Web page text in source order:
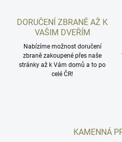
DORUČENÍ ZBRANĚ AŽ K
VAŠIM DVEŘÍM
Nabízíme možnost doručení
zbraně zakoupené přes naše
stránky až k Vám domů a to po
celé ČR!
KAMENNÁ